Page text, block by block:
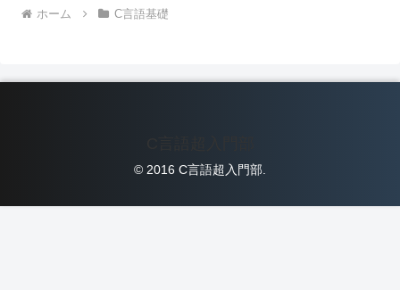
ホーム C言語基礎
© 2016 C言語超入門部.